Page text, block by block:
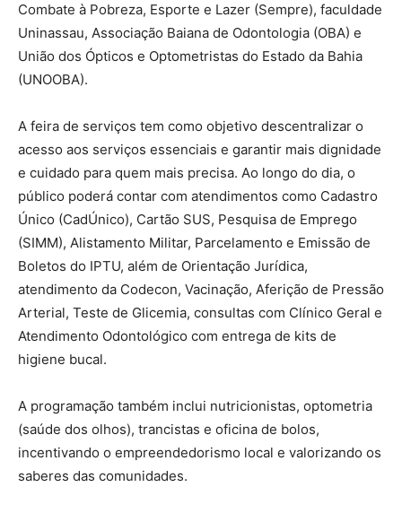
Combate à Pobreza, Esporte e Lazer (Sempre), faculdade
Uninassau, Associação Baiana de Odontologia (OBA) e
União dos Ópticos e Optometristas do Estado da Bahia
(UNOOBA).
A feira de serviços tem como objetivo descentralizar o
acesso aos serviços essenciais e garantir mais dignidade
e cuidado para quem mais precisa. Ao longo do dia, o
público poderá contar com atendimentos como Cadastro
Único (CadÚnico), Cartão SUS, Pesquisa de Emprego
(SIMM), Alistamento Militar, Parcelamento e Emissão de
Boletos do IPTU, além de Orientação Jurídica,
atendimento da Codecon, Vacinação, Aferição de Pressão
Arterial, Teste de Glicemia, consultas com Clínico Geral e
Atendimento Odontológico com entrega de kits de
higiene bucal.
A programação também inclui nutricionistas, optometria
(saúde dos olhos), trancistas e oficina de bolos,
incentivando o empreendedorismo local e valorizando os
saberes das comunidades.